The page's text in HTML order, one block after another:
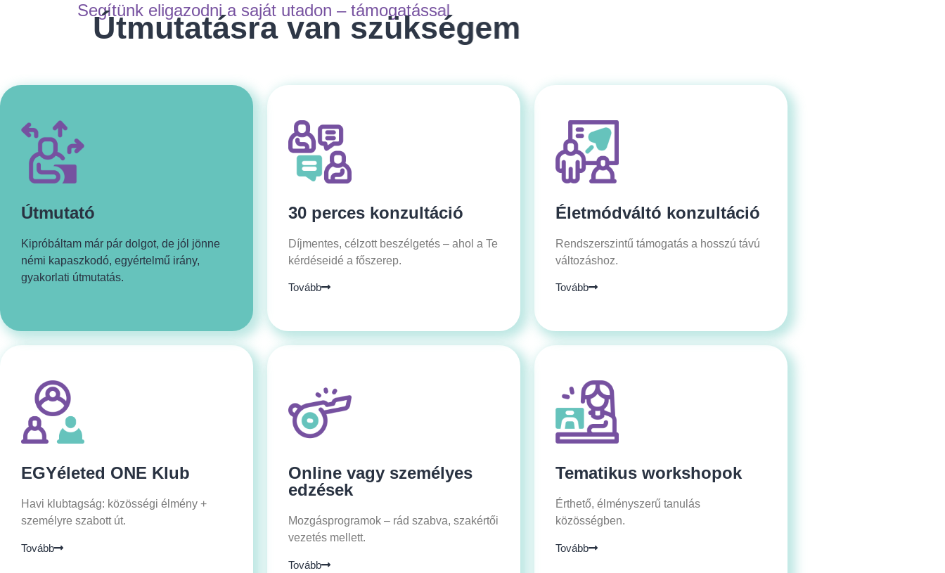
Segítünk eligazodni a saját utadon – támogatással
Útmutatásra van szükségem
Útmutató
Kipróbáltam már pár dolgot, de jól jönne
némi kapaszkodó, egyértelmű irány,
gyakorlati útmutatás.
30 perces konzultáció
Díjmentes, célzott beszélgetés – ahol a Te
kérdéseidé a főszerep.
Tovább
Életmódváltó konzultáció
Rendszerszintű támogatás a hosszú távú
változáshoz.
Tovább
EGYéleted ONE Klub
Havi klubtagság: közösségi élmény +
személyre szabott út.
Tovább
Online vagy személyes
edzések
Mozgásprogramok – rád szabva, szakértői
vezetés mellett.
Tovább
Tematikus workshopok
Érthető, élményszerű tanulás
közösségben.
Tovább